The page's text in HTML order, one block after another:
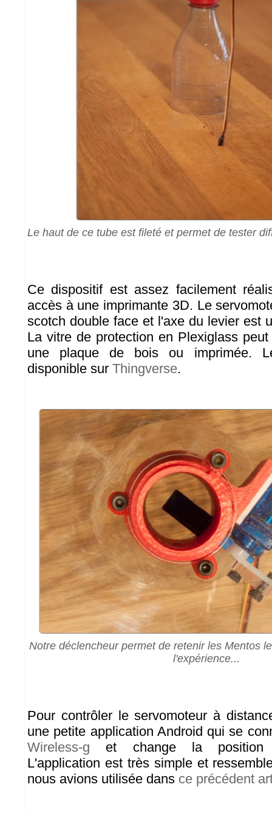
Le haut de ce tube est fileté et permet de tester
Ce dispositif est assez facilement
accès à une imprimante 3D. Le
scotch double face et l'axe du levier est
La vitre de protection en Plexiglass
une plaque de bois ou imprimée.
disponible sur Thingverse.
Notre déclencheur permet de retenir les Mentos
l'expérience...
Pour contrôler le servomoteur à
une petite application Android qui se
Wireless-g et change la
L'application est très simple et
nous avions utilisée dans ce précédent